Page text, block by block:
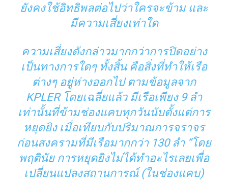
ยังคงใช้อิทธิพลต่อไปว่าใครจะข้าม และ
มีความเสี่ยงเท่าใด
ความเสี่ยงดังกล่าวมากกว่าการปิดอย่าง
เป็นทางการใดๆ ทั้งสิ้น คือสิ่งที่ทำให้เรือ
ต่างๆ อยู่ห่างออกไป ตามข้อมูลจาก
KPLER โดยเฉลี่ยแล้ว มีเรือเพียง 9 ลำ
เท่านั้นที่ข้ามช่องแคบทุกวันนับตั้งแต่การ
หยุดยิง เมื่อเทียบกับปริมาณการจราจร
ก่อนสงครามที่มีเรือมากกว่า 130 ลำ “โดย
พฤตินัย การหยุดยิงไม่ได้ทำอะไรเลยเพื่อ
เปลี่ยนแปลงสถานการณ์ (ในช่องแคบ)